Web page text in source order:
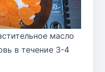
масло
в течение 3-4